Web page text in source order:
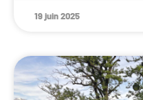
19 juin 2025